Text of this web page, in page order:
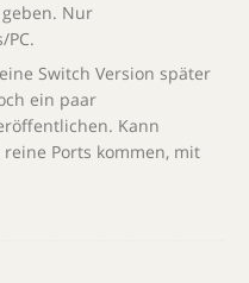
Nur
PC.
Switch Version später
ein paar
Kann
Ports kommen, mit